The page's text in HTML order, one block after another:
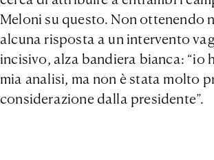
Meloni su questo. Non ottenendo
alcuna risposta a un intervento
incisivo, alza bandiera bianca: “io
mia analisi, ma non è stata molto
considerazione dalla presidente”.